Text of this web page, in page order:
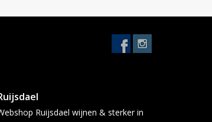
Ruijsdael wijnen & sterker in